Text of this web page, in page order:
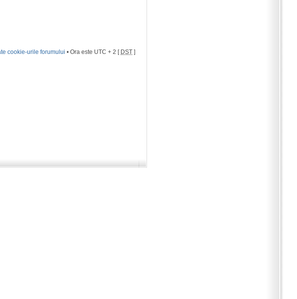
cookie-urile forumului • Ora este UTC + 2 [ DST ]